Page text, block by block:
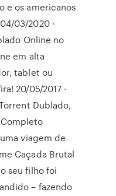
e os americanos
03/2020 ·
Online no
em alta
tablet ou
20/05/2017 ·
Dublado,
Completo
viagem de
Caçada Brutal
seu filho foi
– fazendo